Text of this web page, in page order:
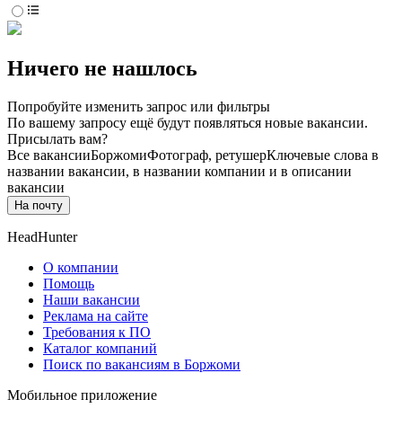
Ничего не нашлось
Попробуйте изменить запрос или фильтры
По вашему запросу ещё будут появляться новые вакансии.
Присылать вам?
Все вакансииБоржомиФотограф, ретушерКлючевые слова в
названии вакансии, в названии компании и в описании
вакансии
На почту
HeadHunter
О компании
Помощь
Наши вакансии
Реклама на сайте
Требования к ПО
Каталог компаний
Поиск по вакансиям в Боржоми
Мобильное приложение